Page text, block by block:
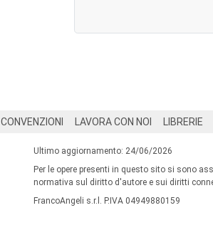
CONVENZIONI LAVORA CON NOI LIBRERIE
Ultimo aggiornamento: 24/06/2026
Per le opere presenti in questo sito si sono
normativa sul diritto d'autore e sui diritti
FrancoAngeli s.r.l. P.IVA 04949880159